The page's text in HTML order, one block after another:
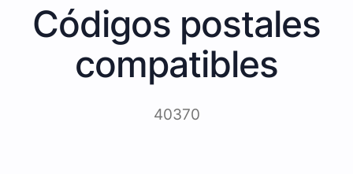
Códigos postales
compatibles
40370